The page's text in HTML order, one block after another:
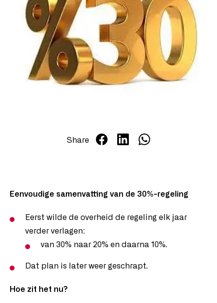
Salaris updates
Over ons
Werken bij Salarisjobs
Share
Eenvoudige samenvatting van de 30%-regeling
Eerst wilde de overheid de regeling elk jaar
verder verlagen:
van 30% naar 20% en daarna 10%.
Dat plan is later weer geschrapt.
Hoe zit het nu?